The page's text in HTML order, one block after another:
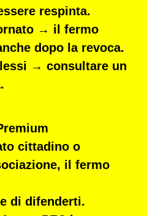
respinta.
→ il fermo
dopo la revoca.
→ consultare un
.
cittadino o
, il fermo
di difenderti.